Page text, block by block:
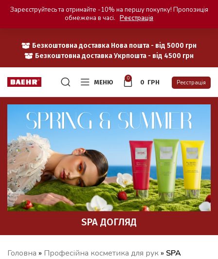
Безкоштовна доставка Нова пошта - від 5000 грн
Безкоштовна доставка Укрпошта - від 4500 грн
МЕНЮ
0
0 ГРН Реєстрація
SPA ДОГЛЯД
Головна » Професійна косметика для рук » SPA
Зареєструйтесь та отримайте -10% на першу покупку! Пропозиція
обмежена в часі. Реєстрація